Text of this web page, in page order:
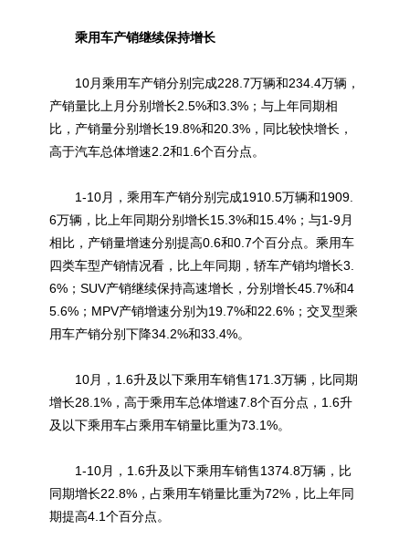
乘用车产销继续保持增长
10月乘用车产销分别完成228.7万辆和234.4万辆，
产销量比上月分别增长2.5%和3.3%；与上年同期相
比，产销量分别增长19.8%和20.3%，同比较快增长，
高于汽车总体增速2.2和1.6个百分点。
1-10月，乘用车产销分别完成1910.5万辆和1909.
6万辆，比上年同期分别增长15.3%和15.4%；与1-9月
相比，产销量增速分别提高0.6和0.7个百分点。乘用车
四类车型产销情况看，比上年同期，轿车产销均增长3.
6%；SUV产销继续保持高速增长，分别增长45.7%和4
5.6%；MPV产销增速分别为19.7%和22.6%；交叉型乘
用车产销分别下降34.2%和33.4%。
10月，1.6升及以下乘用车销售171.3万辆，比同期
增长28.1%，高于乘用车总体增速7.8个百分点，1.6升
及以下乘用车占乘用车销量比重为73.1%。
1-10月，1.6升及以下乘用车销售1374.8万辆，比
同期增长22.8%，占乘用车销量比重为72%，比上年同
期提高4.1个百分点。